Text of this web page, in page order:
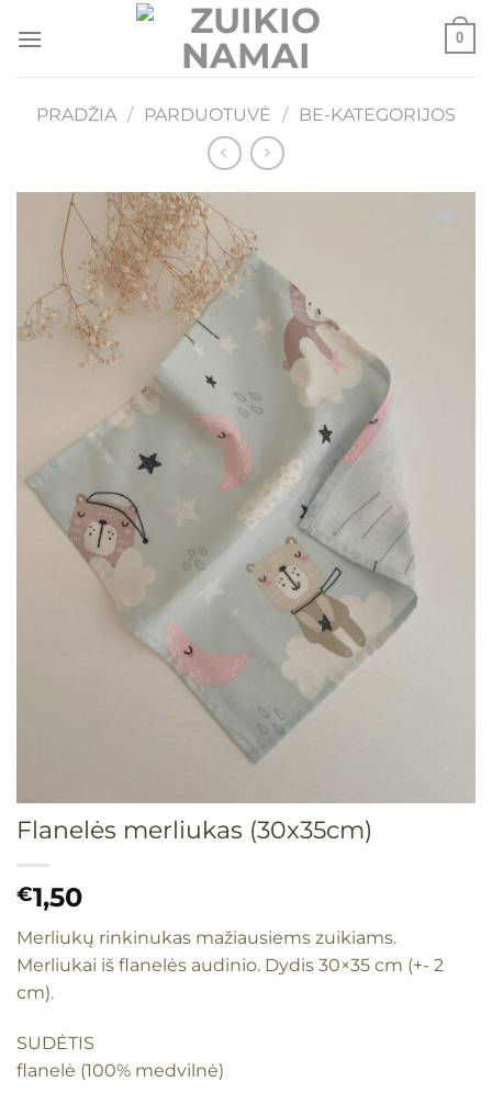
0
PRADŽIA / PARDUOTUVĖ / BE-KATEGORIJOS
Flanelės merliukas (30x35cm)
€1,50
Merliukų rinkinukas mažiausiems zuikiams.
Merliukai iš flanelės audinio. Dydis 30×35 cm (+- 2
cm).
SUDĖTIS
flanelė (100% medvilnė)